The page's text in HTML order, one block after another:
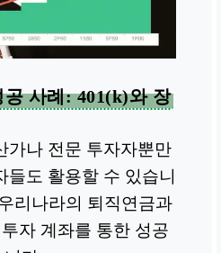
사례: 401(k)와 장
가나 전문 투자자뿐만
들도 활용할 수 있습니
리나라의 퇴직연금과
자 계좌를 통한 성공